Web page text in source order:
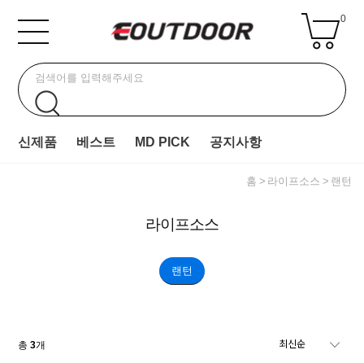
0
신제품 베스트 MD PICK 공지사항
홈 라이프소스 랜턴
라이프소스
랜턴
총3개